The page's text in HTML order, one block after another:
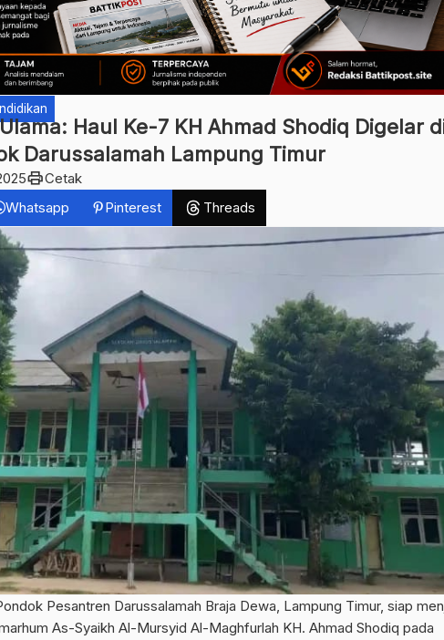
Haul Ke-7 KH Ahmad Shodiq Digelar
Darussalamah Lampung Timur
printCetak
Whatsapp Pinterest Threads
Pesantren Darussalamah Braja Dewa, Lampung Timur, siap
As-Syaikh Al-Mursyid Al-Maghfurlah KH. Ahmad Shodiq pada